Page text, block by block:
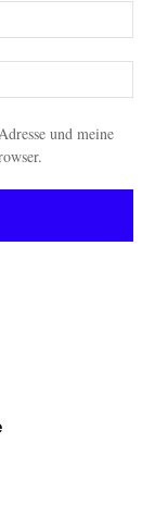
und meine